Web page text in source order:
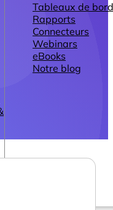
Tableaux de
Rapports
Connecteurs
Webinars
eBooks
Notre blog